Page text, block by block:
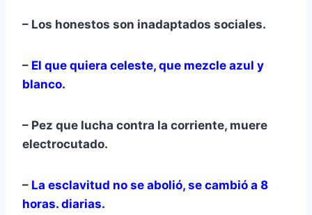
– Los honestos son inadaptados sociales.
– El que quiera celeste, que mezcle azul y
blanco.
– Pez que lucha contra la corriente, muere
electrocutado.
– La esclavitud no se abolió, se cambió a 8
horas. diarias.